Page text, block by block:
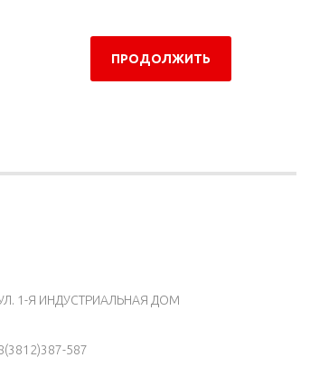
1-Я ИНДУСТРИАЛЬНАЯ ДОМ
587